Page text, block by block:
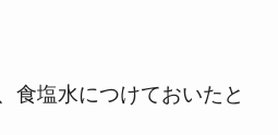
食塩水につけておいたと